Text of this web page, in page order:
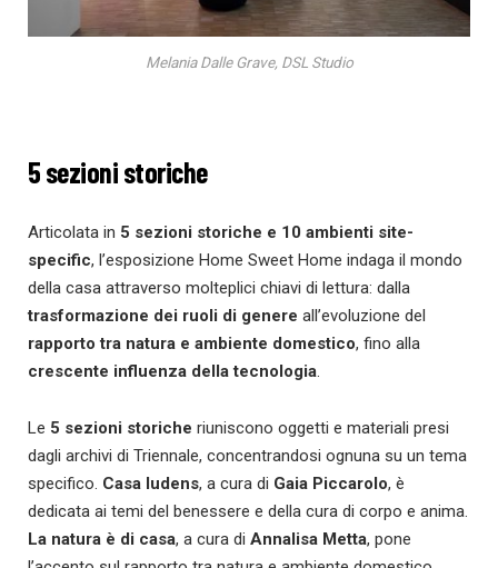
Melania Dalle Grave, DSL Studio
5 sezioni storiche
Articolata in 5 sezioni storiche e 10 ambienti site-
specific, l’esposizione Home Sweet Home indaga il mondo
della casa attraverso molteplici chiavi di lettura: dalla
trasformazione dei ruoli di genere all’evoluzione del
rapporto tra natura e ambiente domestico, fino alla
crescente influenza della tecnologia
Le 5 sezioni storiche riuniscono oggetti e materiali presi
dagli archivi di Triennale, concentrandosi ognuna su un tema
specifico. Casa ludens, a cura di Gaia Piccarolo, è
dedicata ai temi del benessere e della cura di corpo e anima.
La natura è di casa, a cura di Annalisa Metta, pone